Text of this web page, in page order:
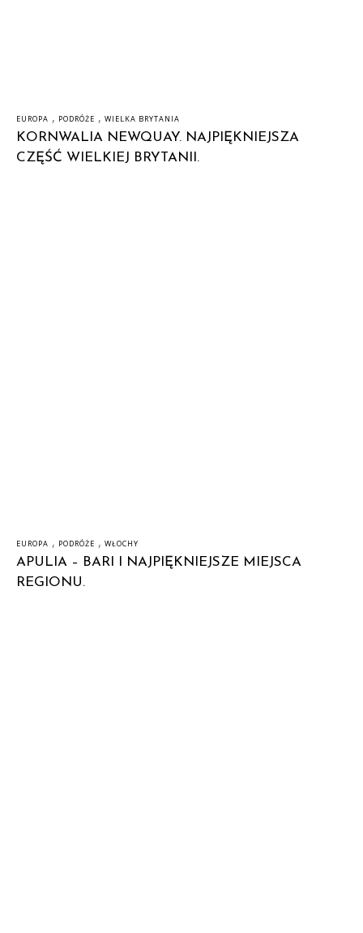
EUROPA , PODRÓŻE , WIELKA BRYTANIA
KORNWALIA NEWQUAY. NAJPIĘKNIEJSZA
CZĘŚĆ WIELKIEJ BRYTANII.
EUROPA , PODRÓŻE , WŁOCHY
APULIA – BARI I NAJPIĘKNIEJSZE MIEJSCA
REGIONU.